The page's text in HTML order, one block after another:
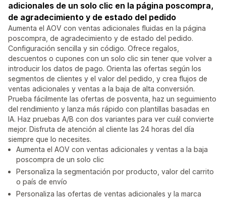
adicionales de un solo clic en la página poscompra,
de agradecimiento y de estado del pedido
Aumenta el AOV con ventas adicionales fluidas en la página
poscompra, de agradecimiento y de estado del pedido.
Configuración sencilla y sin código. Ofrece regalos,
descuentos o cupones con un solo clic sin tener que volver a
introducir los datos de pago. Orienta las ofertas según los
segmentos de clientes y el valor del pedido, y crea flujos de
ventas adicionales y ventas a la baja de alta conversión.
Prueba fácilmente las ofertas de posventa, haz un seguimiento
del rendimiento y lanza más rápido con plantillas basadas en
IA. Haz pruebas A/B con dos variantes para ver cuál convierte
mejor. Disfruta de atención al cliente las 24 horas del día
siempre que lo necesites.
Aumenta el AOV con ventas adicionales y ventas a la baja
poscompra de un solo clic
Personaliza la segmentación por producto, valor del carrito
o país de envío
Personaliza las ofertas de ventas adicionales y la marca